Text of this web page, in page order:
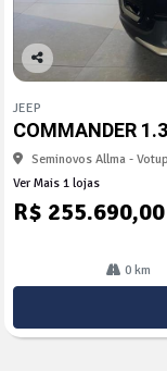
Co
arti
lhe
JEEP
COMMANDER
Seminovos Allma -
Ver Mais 1 lojas
R$ 255.690,00
0 km